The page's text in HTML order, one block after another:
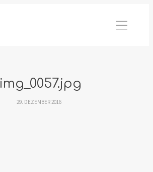
img_0057.jpg
29. DEZEMBER 2016